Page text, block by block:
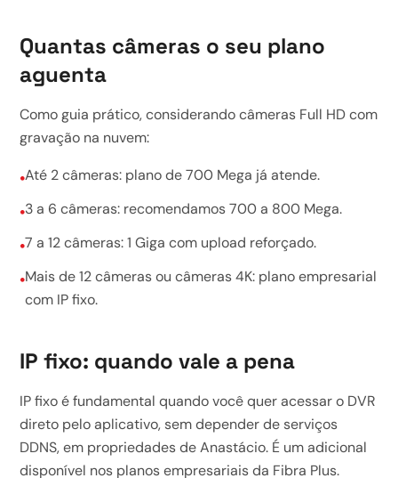
Quantas câmeras o seu plano
aguenta
Como guia prático, considerando câmeras Full HD com
gravação na nuvem:
•Até 2 câmeras: plano de 700 Mega já atende.
•3 a 6 câmeras: recomendamos 700 a 800 Mega.
•7 a 12 câmeras: 1 Giga com upload reforçado.
•Mais de 12 câmeras ou câmeras 4K: plano empresarial
com IP fixo.
IP fixo: quando vale a pena
IP fixo é fundamental quando você quer acessar o DVR
direto pelo aplicativo, sem depender de serviços
DDNS, em propriedades de Anastácio. É um adicional
disponível nos planos empresariais da Fibra Plus.